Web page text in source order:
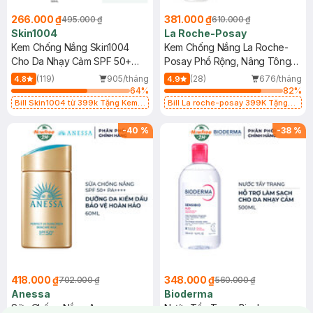
266.000 ₫495.000 ₫
Skin1004
Kem Chống Nắng Skin1004
Cho Da Nhạy Cảm SPF 50+
50ml
4.8 (119)
905/tháng
64%
Bill Skin1004 từ 399k Tặng Kem
SPF 50+ 20ml (SL Có Hạn)
381.000 ₫610.000 ₫
La Roche-Posay
Kem Chống Nắng La Roche-
Posay Phổ Rộng, Nâng Tông
Kiềm Dầu 50ml
4.9 (28)
676/tháng
82%
Bill La roche-posay 399K Tặng
(SL có hạn)
-40 %
418.000 ₫702.000 ₫
Anessa
Sữa Chống Nắng Anessa
-38 %
348.000 ₫560.000 ₫
Bioderma
Nước Tẩy Trang Bioderma